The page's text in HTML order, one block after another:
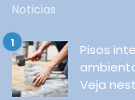
Noticias
Pisos
Veja